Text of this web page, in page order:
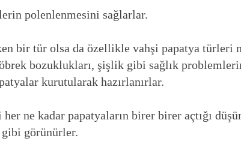
polenlenmesini sağlarlar.
bir tür olsa da özellikle vahşi papatya türleri
bozuklukları, şişlik gibi sağlık
kurutularak hazırlanırlar.
ne kadar papatyaların birer birer açtığı
gibi görünürler.